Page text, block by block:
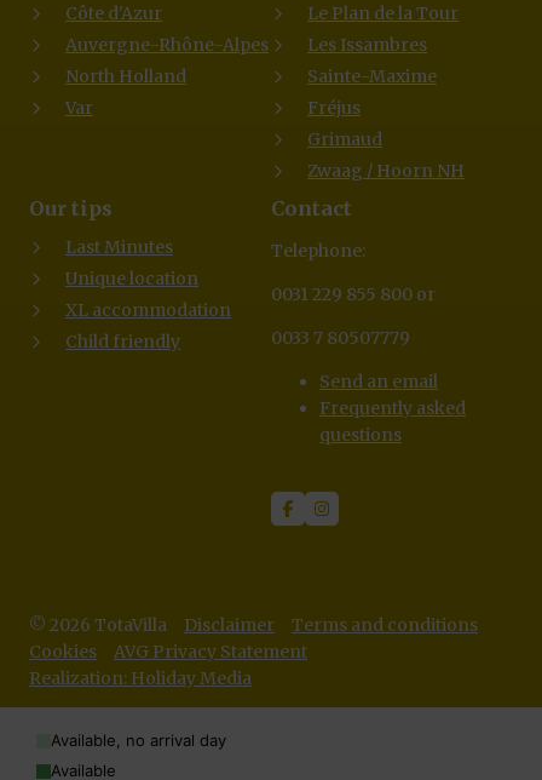
Côte d'Azur
Auvergne-Rhône-Alpes
North Holland
Var
Le Plan de la Tour
Les Issambres
Sainte-Maxime
Fréjus
Grimaud
Zwaag / Hoorn NH
Our tips
Last Minutes
Unique location
XL accommodation
Child friendly
Contact
Telephone:
0031 229 855 800 or
0033 7 80507779
Send an email
Frequently asked
questions
© 2026 TotaVilla Disclaimer
Terms and conditions
Cookies
AVG Privacy Statement
Realization: Holiday Media
Available, no arrival day
Available